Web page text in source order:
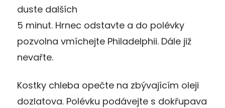
duste dalších
5 minut. Hrnec odstavte a do polévky
pozvolna vmíchejte Philadelphii. Dále již
nevařte.
Kostky chleba opečte na zbývajícím oleji
dozlatova. Polévku podávejte s dokřupava